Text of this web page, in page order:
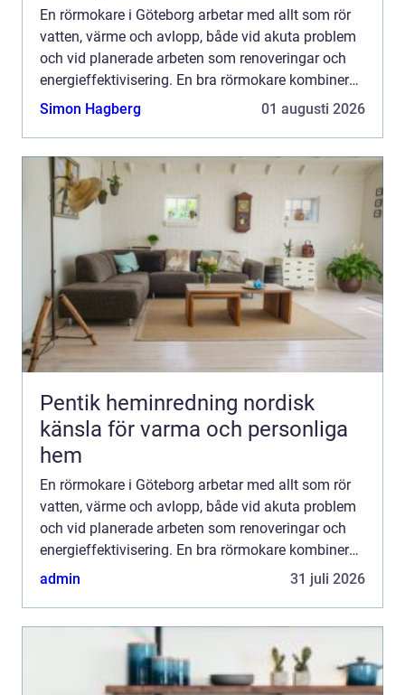
En rörmokare i Göteborg arbetar med allt som rör
vatten, värme och avlopp, både vid akuta problem
och vid planerade arbeten som renoveringar och
energieffektivisering. En bra rörmokare kombinerar
snabb hjälp med ty...
Simon Hagberg 01 augusti 2026
Pentik heminredning nordisk
känsla för varma och personliga
hem
En rörmokare i Göteborg arbetar med allt som rör
vatten, värme och avlopp, både vid akuta problem
och vid planerade arbeten som renoveringar och
energieffektivisering. En bra rörmokare kombinerar
snabb hjälp med ty...
admin 31 juli 2026